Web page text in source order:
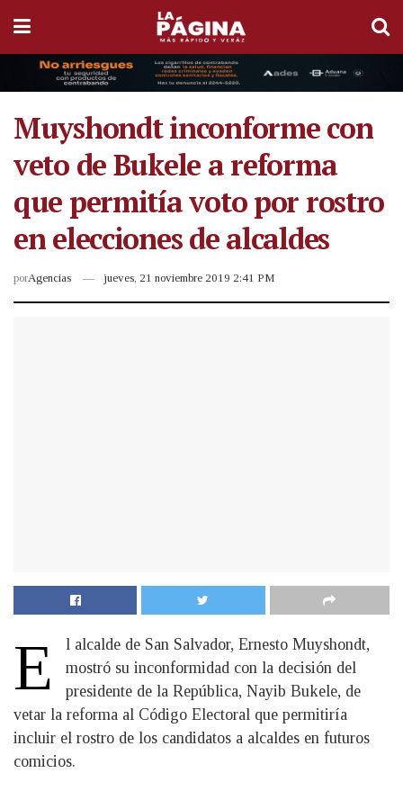
Muyshondt inconforme con
veto de Bukele a reforma
que permitía voto por rostro
en elecciones de alcaldes
porAgencias jueves, 21 noviembre 2019 2:41 PM
E
l alcalde de San Salvador, Ernesto Muyshondt,
mostró su inconformidad con la decisión del
presidente de la República, Nayib Bukele, de
vetar la reforma al Código Electoral que permitiría
incluir el rostro de los candidatos a alcaldes en futuros
comicios.